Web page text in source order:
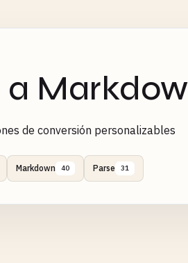
de conversión personalizables
Markdown 40 Parse 31